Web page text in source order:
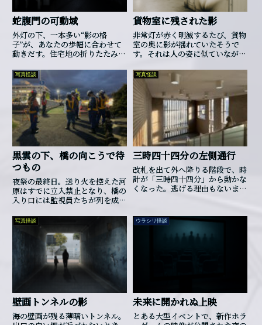
蛇腹門の可動域
外灯の下、一本多い“影の格
子”が、あなたの歩幅に合わせて
動きだす。住宅地の折りたたみ門
貨物室に残された影
非常灯が赤く明滅するたび、貨物
室の奥に影が揺れていたそうで
す。それは人の姿に似ていなが
形を持とうとするたびに空気が軋
む音がしたといいます……。異変
の始まりは警告灯でした。貨物室
の扉が震え、低く濁ったアラー
ムが機内全体に波紋のように響
く。乗客は声を荒げ、出口に押し
寄せるが、灯りは次々と落ち、赤
い非常灯だけが残る。煙の中で二
人が外に出ようとした瞬間、何か
に腕を引き戻されるようにして倒
れ込んだそうです。外側の扉は閉
ざされ、内側から誰かが押さえ
ているかのようにびくとも動かな
かったといいます。やがて機体は
内の壁や天井...
写真怪談
黒雲の下、橋の向こうで待
つもの
夜祭の最終日。送り火を控えた河
原はすでに立入禁止となり、橋の
入り口には監視員たちが列を成し
れません」通りかかる人々にそう
告げる声が夜気に溶けていく。だ
が、河原には誰一人いないはずだ
った。ふと、一人の監視員が違和
感を覚える。仲間の足元に並ぶ影
の列――そこには人数分より一つ多い
影が混じっていたのだ。灯りの位
置からすれば、そんなはずはな
い。「……誰だ？」振り返って
も、人影はなかった。だが視線を
戻すと、影はすでに形を変え、
立入禁止の先へと這い進んでい
写真怪談
三時四十四分の左側通行
改札を出て外へ降りる階段で、時
計が「三時四十四分」から動かな
くなった。逃げる理由もないま
写真怪談
壁画トンネルの影
海の壁画が残る薄暗いトンネル。
ウラシリ怪談
未来に開かれぬ上映
とある大型イベントで、新作ホラ